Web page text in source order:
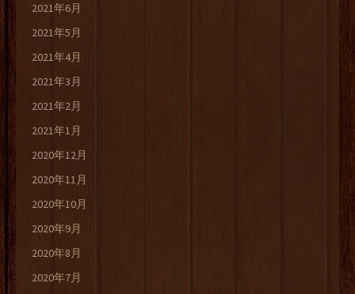
2021年6月
2021年5月
2021年4月
2021年3月
2021年2月
2021年1月
2020年12月
2020年11月
2020年10月
2020年9月
2020年8月
2020年7月